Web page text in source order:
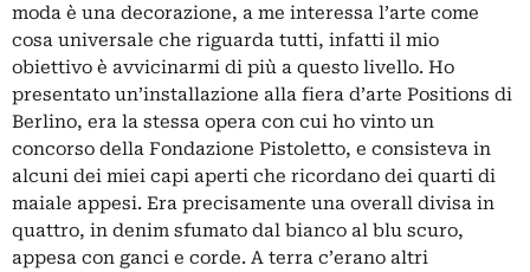
moda è una decorazione, a me interessa l’arte come
cosa universale che riguarda tutti, infatti il mio
obiettivo è avvicinarmi di più a questo livello. Ho
presentato un’installazione alla fiera d’arte Positions di
Berlino, era la stessa opera con cui ho vinto un
concorso della Fondazione Pistoletto, e consisteva in
alcuni dei miei capi aperti che ricordano dei quarti di
maiale appesi. Era precisamente una overall divisa in
quattro, in denim sfumato dal bianco al blu scuro,
appesa con ganci e corde. A terra c’erano altri